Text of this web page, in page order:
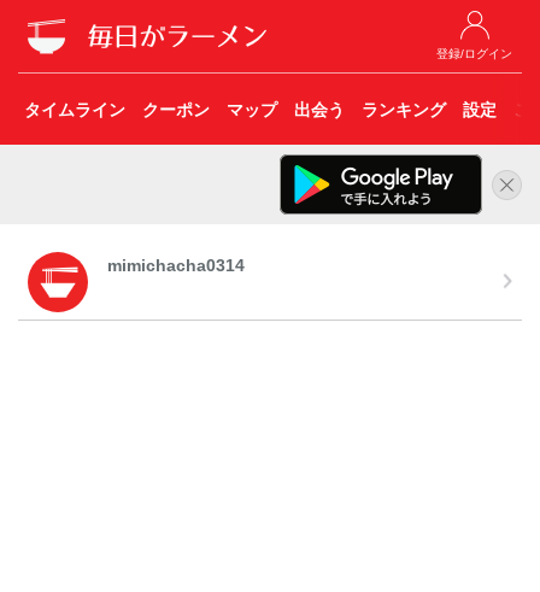
登録/ログイン
タイムライン クーポン マップ 出会う ランキング 設定 こ
mimichacha0314